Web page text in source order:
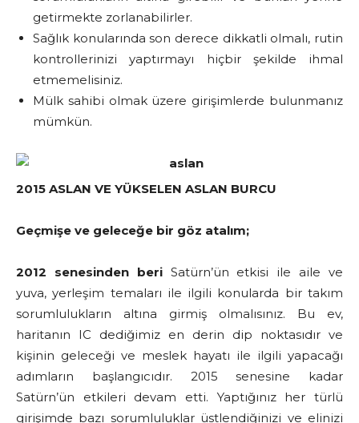
getirmekte zorlanabilirler.
Sağlık konularında son derece dikkatli olmalı, rutin
kontrollerinizi yaptırmayı hiçbir şekilde ihmal
etmemelisiniz.
Mülk sahibi olmak üzere girişimlerde bulunmanız
mümkün.
2015 ASLAN VE YÜKSELEN ASLAN BURCU
Geçmişe ve geleceğe bir göz atalım;
2012 senesinden beri Satürn’ün etkisi ile aile ve
yuva, yerleşim temaları ile ilgili konularda bir takım
sorumlulukların altına girmiş olmalısınız. Bu ev,
haritanın IC dediğimiz en derin dip noktasıdır ve
kişinin geleceği ve meslek hayatı ile ilgili yapacağı
adımların başlangıcıdır. 2015 senesine kadar
Satürn’ün etkileri devam etti. Yaptığınız her türlü
girişimde bazı sorumluluklar üstlendiğinizi ve elinizi